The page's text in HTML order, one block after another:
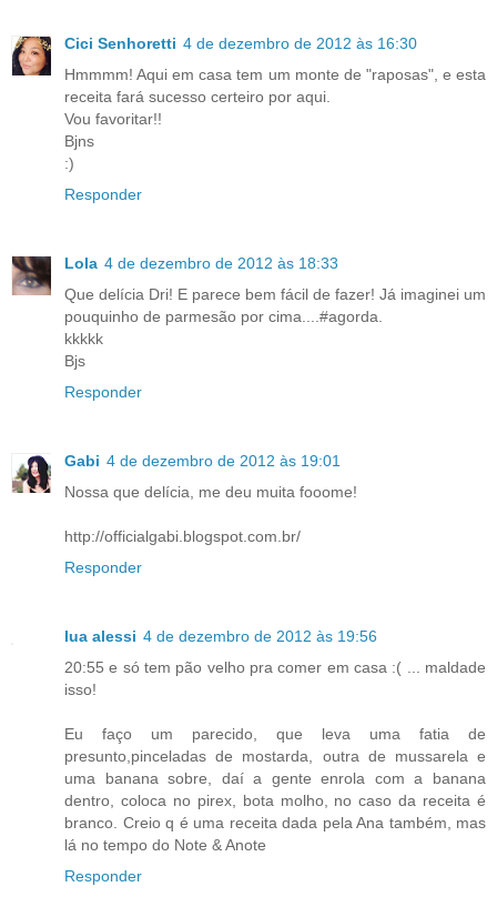
Cici Senhoretti 4 de dezembro de 2012 às 16:30
Hmmmm! Aqui em casa tem um monte de "raposas", e esta
receita fará sucesso certeiro por aqui.
Vou favoritar!!
Bjns
:)
Responder
Lola 4 de dezembro de 2012 às 18:33
Que delícia Dri! E parece bem fácil de fazer! Já imaginei um
pouquinho de parmesão por cima....#agorda.
kkkkk
Bjs
Responder
Gabi 4 de dezembro de 2012 às 19:01
Nossa que delícia, me deu muita fooome!
http://officialgabi.blogspot.com.br/
Responder
lua alessi 4 de dezembro de 2012 às 19:56
20:55 e só tem pão velho pra comer em casa :( ... maldade
isso!
Eu faço um parecido, que leva uma fatia de
presunto,pinceladas de mostarda, outra de mussarela e
uma banana sobre, daí a gente enrola com a banana
dentro, coloca no pirex, bota molho, no caso da receita é
branco. Creio q é uma receita dada pela Ana também, mas
lá no tempo do Note & Anote
Responder